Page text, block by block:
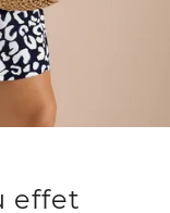
effet